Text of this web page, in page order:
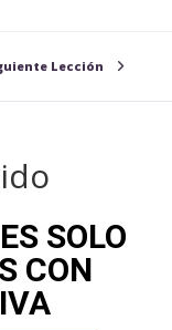
Lección
SOLO
CON